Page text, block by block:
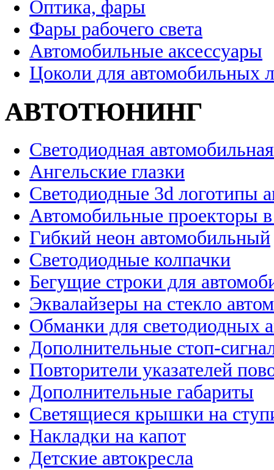
Оптика, фары
Фары рабочего света
Автомобильные аксессуары
Цоколи для автомобильных
АВТОТЮНИНГ
Светодиодная
Ангельские глазки
Светодиодные 3d логотипы
Автомобильные проекторы
Гибкий неон автомобильный
Светодиодные колпачки
Бегущие строки для
Эквалайзеры на стекло
Обманки для светодиодных
Дополнительные стоп-
Повторители указателей
Дополнительные габариты
Светящиеся крышки на
Накладки на капот
Детские автокресла